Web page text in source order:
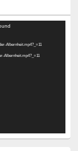
Albernheit.mp4?_=11
Albernheit.mp4?_=11